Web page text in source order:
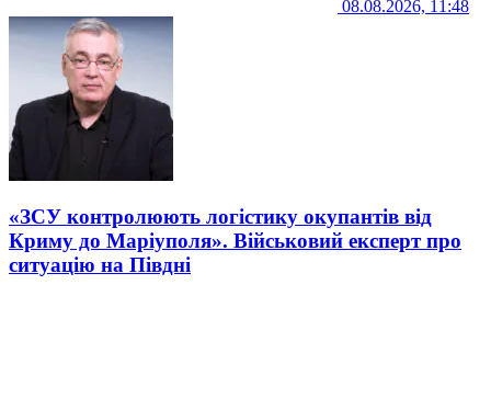
08.08.2026, 11:48
«ЗСУ контролюють логістику окупантів від
Криму до Маріуполя». Військовий експерт про
ситуацію на Півдні